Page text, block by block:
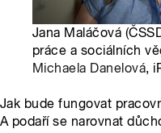
Jana Maláčová
práce a sociálních
Michaela Danelová,
Jak bude fungovat
A podaří se narovnat